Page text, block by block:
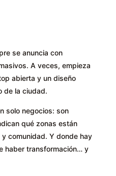
se anuncia con
A veces, empieza
abierta y un diseño
de la ciudad.
solo negocios: son
qué zonas están
comunidad. Y donde hay
haber transformación… y